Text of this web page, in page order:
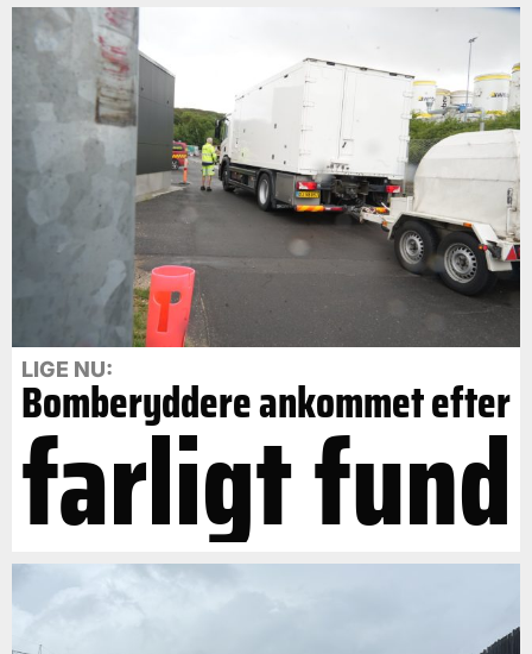
LIGE NU:
Bomberyddere ankommet efter
farligt fund